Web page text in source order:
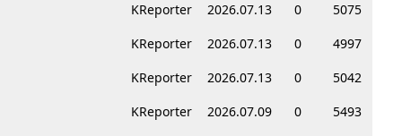
KReporter
2026.07.13 0
5075
KReporter
2026.07.13 0
4997
KReporter
2026.07.13 0
5042
KReporter
2026.07.09 0
5493